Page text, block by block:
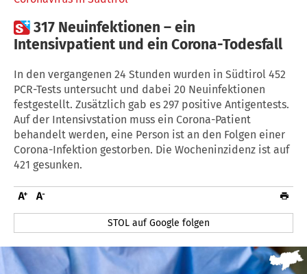
317 Neuinfektionen – ein
Intensivpatient und ein Corona-Todesfall
In den vergangenen 24 Stunden wurden in Südtirol 452
PCR-Tests untersucht und dabei 20 Neuinfektionen
festgestellt. Zusätzlich gab es 297 positive Antigentests.
Auf der Intensivstation muss ein Corona-Patient
behandelt werden, eine Person ist an den Folgen einer
Corona-Infektion gestorben. Die Wocheninzidenz ist auf
421 gesunken.
STOL auf Google folgen